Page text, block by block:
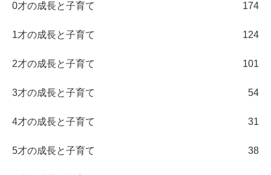
0才の成長と子育て 174
1才の成長と子育て 124
2才の成長と子育て 101
3才の成長と子育て 54
4才の成長と子育て 31
5才の成長と子育て 38